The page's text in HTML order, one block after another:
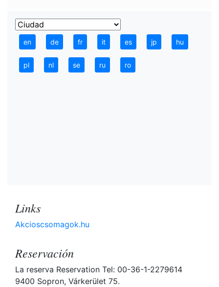
en de fr it es jp hu
pl nl se ru ro
Links
Akcioscsomagok.hu
Reservación
La reserva Reservation Tel: 00-36-1-2279614
9400 Sopron, Várkerület 75.